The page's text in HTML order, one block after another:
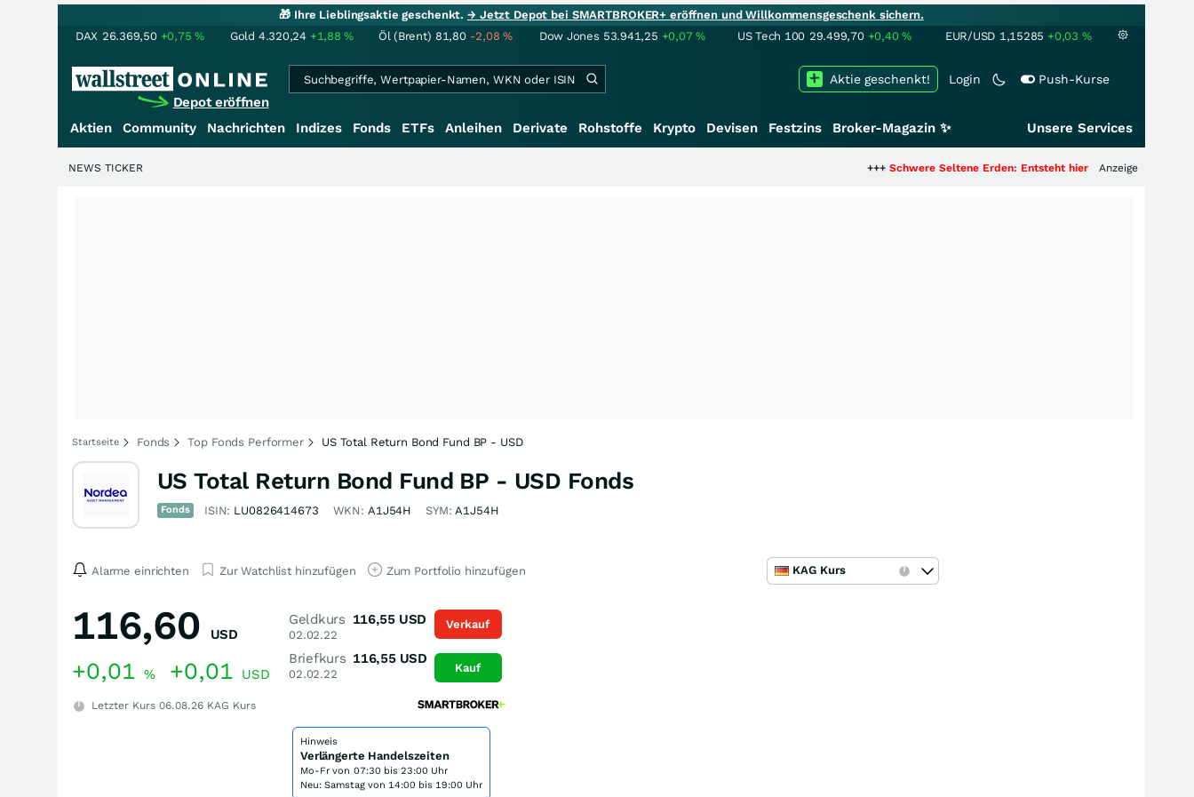
🎁 Ihre Lieblingsaktie geschenkt.→ Jetzt Depot bei SMARTBROKER+ eröffnen und Willkommensgeschenk sichern.
DAX 26.369,50 +0,75% Gold 4.320,24 +1,88% Öl (Brent) 81,80 -2,08% Dow Jones 53.941,25 +0,07% US Tech 100 29.499,70 +0,40% EUR/USD 1,15285 +0,03 %
Depot eröffnen
Login Push-Kurse
Aktie geschenkt!
Aktien Community Nachrichten Indizes Fonds ETFs Anleihen Derivate Rohstoffe Krypto Devisen Festzins Broker-Magazin ✨ Unsere Services
Schwere Seltene Erden: Entsteht hier die nächste Milliardenstory?
Anzeige
NEWS TICKER
Startseite Fonds Top Fonds Performer US Total Return Bond Fund BP - USD
US Total Return Bond Fund BP - USD Fonds
Fonds ISIN: LU0826414673 WKN: A1J54H SYM:A1J54H
Alarme einrichten Zur Watchlist hinzufügen Zum Portfolio hinzufügen KAG Kurs
116,60 USD
+0,01 % +0,01 USD
Letzter Kurs 06.08.26 KAG Kurs
Geldkurs
02.02.22
116,55 USD
Briefkurs
02.02.22
116,55 USD
Verkauf
Kauf
Hinweis
Verlängerte Handelszeiten
Mo-Fr von 07:30 bis 23:00 Uhr
Neu: Samstag von 14:00 bis 19:00 Uhr